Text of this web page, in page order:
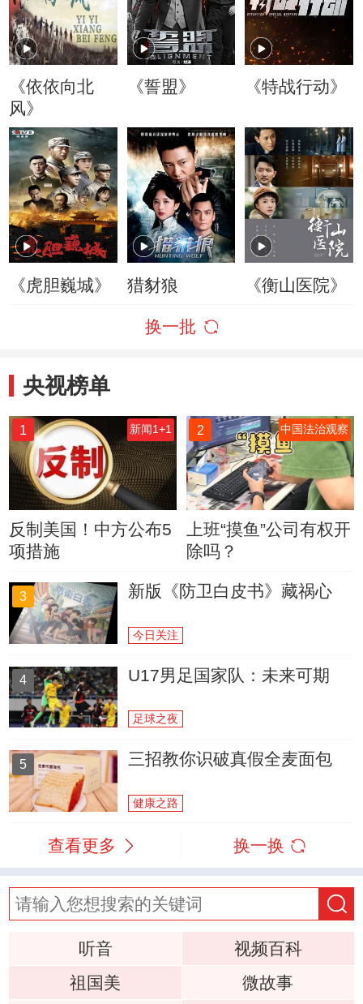
《依依向北
风》
《誓盟》 《特战行动》
《虎胆巍城》 猎豺狼 《衡山医院》
换一批
央视榜单
1 新闻1+1
反制美国！中方公布5
项措施
2 中国法治观察
上班“摸鱼”公司有权开
除吗？
3 新版《防卫白皮书》藏祸心
今日关注
4 U17男足国家队：未来可期
足球之夜
5 三招教你识破真假全麦面包
健康之路
查看更多 换一换
听音
视频百科
祖国美
微故事